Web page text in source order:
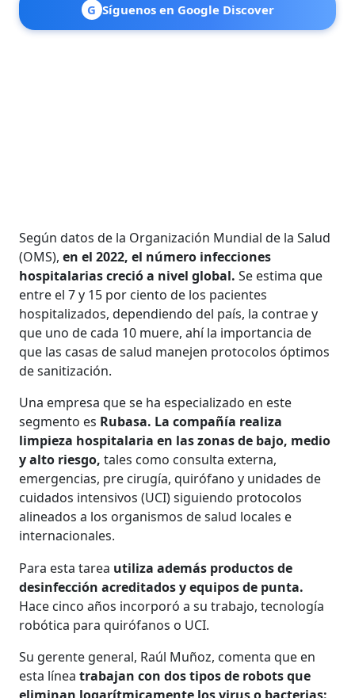
G Síguenos en Google Discover
Según datos de la Organización Mundial de la Salud
(OMS),en el 2022, el número infecciones
hospitalarias creció a nivel global. Se estima que
entre el 7 y 15 por ciento de los pacientes
hospitalizados, dependiendo del país, la contrae y
que uno de cada 10 muere, ahí la importancia de
que las casas de salud manejen protocolos óptimos
de sanitización.
Una empresa que se ha especializado en este
segmento es Rubasa. La compañía realiza
limpieza hospitalaria en las zonas de bajo, medio
y alto riesgo, tales como consulta externa,
emergencias, pre cirugía, quirófano y unidades de
cuidados intensivos (UCI) siguiendo protocolos
alineados a los organismos de salud locales e
internacionales.
Para esta tarea utiliza además productos de
desinfección acreditados y equipos de punta.
Hace cinco años incorporó a su trabajo, tecnología
robótica para quirófanos o UCI.
Su gerente general, Raúl Muñoz, comenta que en
esta líneatrabajan con dos tipos de robots que